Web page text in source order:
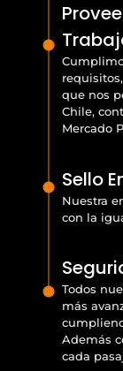
que nos
Chile,
Mercado
Sello
Nuestra
con la
Todos
más
Además
cada